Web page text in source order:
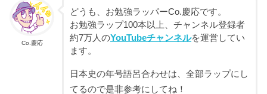
Co.慶応
どうも、お勉強ラッパーCo.慶応です。
お勉強ラップ100本以上、チャンネル登録者
約7万人のYouTubeチャンネルを運営してい
ます。
日本史の年号語呂合わせは、全部ラップにし
てるので是非参考にしてね！